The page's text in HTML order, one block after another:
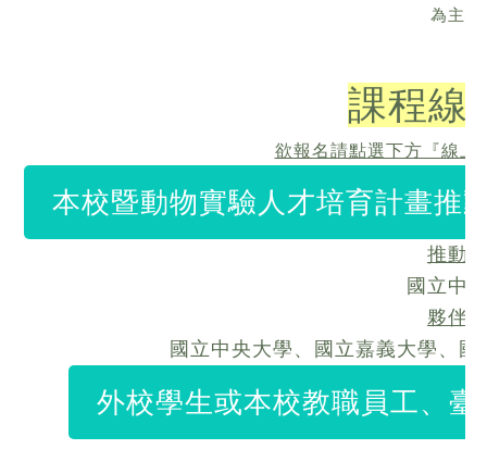
為主
課程線
欲報名請點選下方『線上
本校暨動物實驗人才培育計畫推
推動
國立中
夥伴
國立中央大學、國立嘉義大學、
外校學生或本校教職員工、